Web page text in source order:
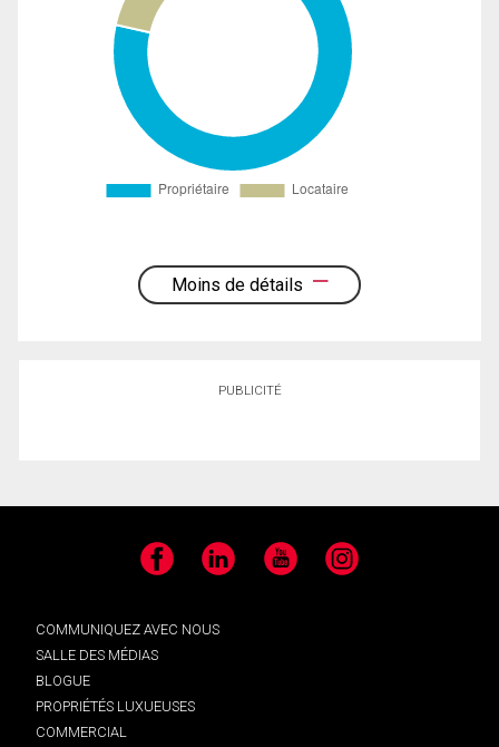
Moins de détails
PUBLICITÉ
Facebook LinkedIn YouTube Instagram
COMMUNIQUEZ AVEC NOUS
SALLE DES MÉDIAS
BLOGUE
PROPRIÉTÉS LUXUEUSES
COMMERCIAL